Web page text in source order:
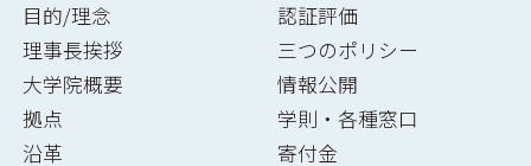
目的/理念
理事長挨拶
大学院概要
拠点
沿革
認証評価
三つのポリシー
情報公開
学則・各種窓口
寄付金